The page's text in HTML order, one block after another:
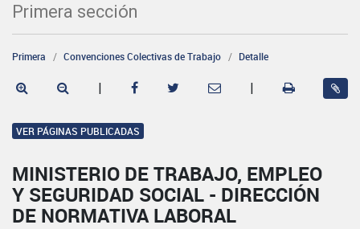
Primera sección
Primera Convenciones Colectivas de Trabajo Detalle
| |
VER PÁGINAS PUBLICADAS
MINISTERIO DE TRABAJO, EMPLEO
Y SEGURIDAD SOCIAL - DIRECCIÓN
DE NORMATIVA LABORAL